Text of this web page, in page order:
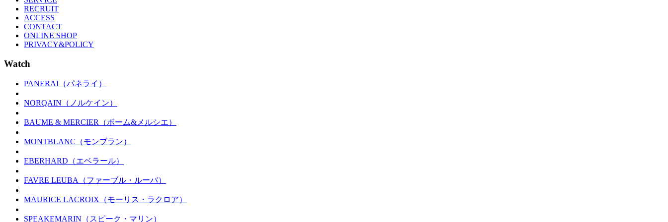
RECRUIT
ACCESS
CONTACT
ONLINE SHOP
PRIVACY&POLICY
Watch
PANERAI（パネライ）
NORQAIN（ノルケイン）
BAUME & MERCIER（ボーム&メルシエ）
MONTBLANC（モンブラン）
EBERHARD（エベラール）
FAVRE LEUBA（ファーブル・ルーバ）
MAURICE LACROIX（モーリス・ラクロア）
SPEAKEMARIN（スピーク・マリン）